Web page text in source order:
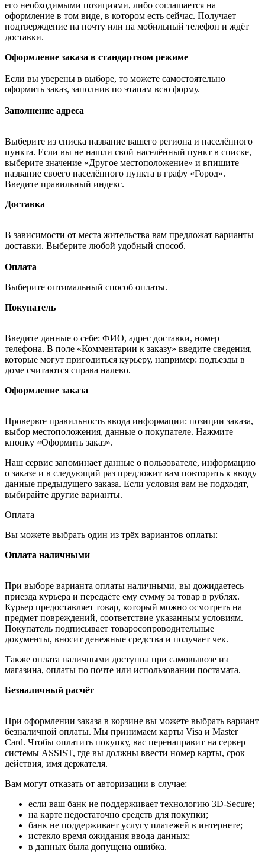
его необходимыми позициями, либо соглашается на
оформление в том виде, в котором есть сейчас. Получает
подтверждение на почту или на мобильный телефон и ждёт
доставки.
Оформление заказа в стандартном режиме
Если вы уверены в выборе, то можете самостоятельно
оформить заказ, заполнив по этапам всю форму.
Заполнение адреса
Выберите из списка название вашего региона и населённого
пункта. Если вы не нашли свой населённый пункт в списке,
выберите значение «Другое местоположение» и впишите
название своего населённого пункта в графу «Город».
Введите правильный индекс.
Доставка
В зависимости от места жительства вам предложат варианты
доставки. Выберите любой удобный способ.
Оплата
Выберите оптимальный способ оплаты.
Покупатель
Введите данные о себе: ФИО, адрес доставки, номер
телефона. В поле «Комментарии к заказу» введите сведения,
которые могут пригодиться курьеру, например: подъезды в
доме считаются справа налево.
Оформление заказа
Проверьте правильность ввода информации: позиции заказа,
выбор местоположения, данные о покупателе. Нажмите
кнопку «Оформить заказ».
Наш сервис запоминает данные о пользователе, информацию
о заказе и в следующий раз предложит вам повторить к вводу
данные предыдущего заказа. Если условия вам не подходят,
выбирайте другие варианты.
Оплата
Вы можете выбрать один из трёх вариантов оплаты:
Оплата наличными
При выборе варианта оплаты наличными, вы дожидаетесь
приезда курьера и передаёте ему сумму за товар в рублях.
Курьер предоставляет товар, который можно осмотреть на
предмет повреждений, соответствие указанным условиям.
Покупатель подписывает товаросопроводительные
документы, вносит денежные средства и получает чек.
Также оплата наличными доступна при самовывозе из
магазина, оплаты по почте или использовании постамата.
Безналичный расчёт
При оформлении заказа в корзине вы можете выбрать вариант
безналичной оплаты. Мы принимаем карты Visa и Master
Card. Чтобы оплатить покупку, вас перенаправит на сервер
системы ASSIST, где вы должны ввести номер карты, срок
действия, имя держателя.
Вам могут отказать от авторизации в случае:
если ваш банк не поддерживает технологию 3D-Secure;
на карте недостаточно средств для покупки;
банк не поддерживает услугу платежей в интернете;
истекло время ожидания ввода данных;
в данных была допущена ошибка.